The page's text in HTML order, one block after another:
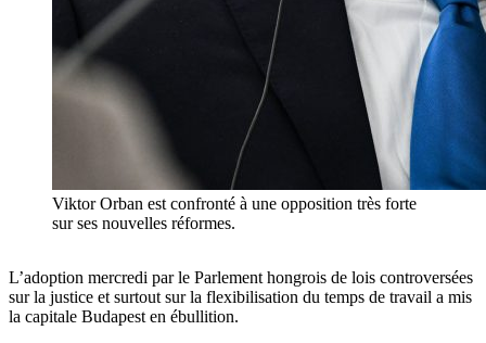
Viktor Orban est confronté à une opposition très forte
sur ses nouvelles réformes.
L’adoption mercredi par le Parlement hongrois de lois controversées
sur la justice et surtout sur la flexibilisation du temps de travail a mis
la capitale Budapest en ébullition.